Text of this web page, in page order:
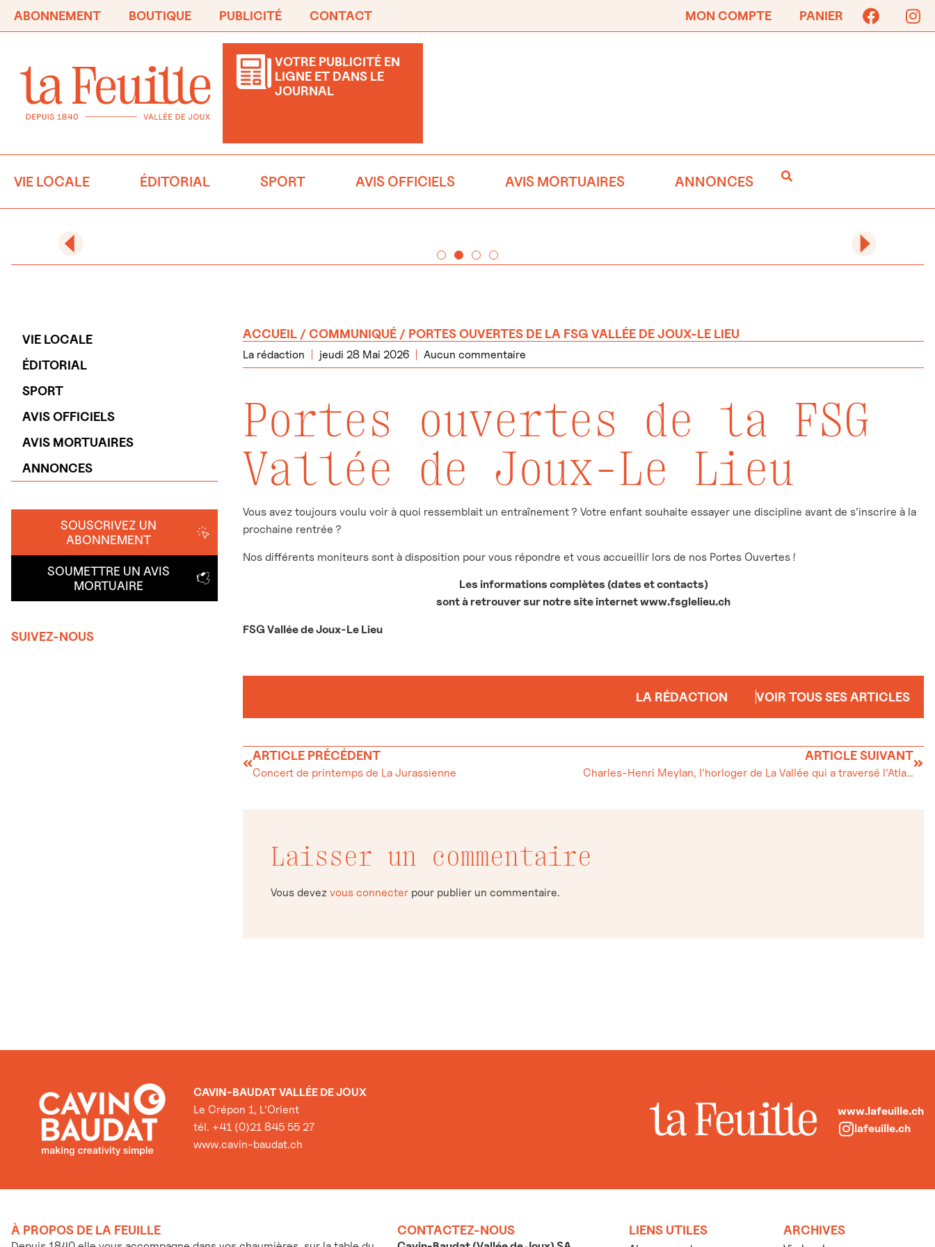
ABONNEMENT BOUTIQUE PUBLICITÉ CONTACT MON COMPTE PANIER
VOTRE PUBLICITÉ EN
LIGNE ET DANS LE
JOURNAL
VIE LOCALE ÉDITORIAL SPORT AVIS OFFICIELS AVIS MORTUAIRES ANNONCES
VIE LOCALE
ÉDITORIAL
SPORT
AVIS OFFICIELS
AVIS MORTUAIRES
ANNONCES
SOUSCRIVEZ UN
ABONNEMENT
SOUMETTRE UN AVIS
MORTUAIRE
SUIVEZ-NOUS
ACCUEIL /COMMUNIQUÉ / PORTES OUVERTES DE LA FSG VALLÉE DE JOUX-LE LIEU
La rédaction jeudi 28 Mai 2026 Aucun commentaire
Portes ouvertes de la FSG
Vallée de Joux-Le Lieu
Vous avez toujours voulu voir à quoi ressemblait un entraînement ? Votre enfant souhaite essayer une discipline avant de s’inscrire à la
prochaine rentrée ?
Nos différents moniteurs sont à disposition pour vous répondre et vous accueillir lors de nos Portes Ouvertes !
Les informations complètes (dates et contacts)
sont à retrouver sur notre site internet www.fsglelieu.ch
FSG Vallée de Joux-Le Lieu
LA RÉDACTION VOIR TOUS SES ARTICLES
ARTICLE PRÉCÉDENT
Concert de printemps de La Jurassienne
ARTICLE SUIVANT
Charles-Henri Meylan, l’horloger de La Vallée qui a traversé l’Atlantique
Laisser un commentaire
Vous devez vous connecter pour publier un commentaire.
CAVIN-BAUDAT VALLÉE DE JOUX
Le Crépon 1, L’Orient
tél. +41 (0)21 845 55 27
www.cavin-baudat.ch
www.lafeuille.ch
lafeuille.ch
À PROPOS DE LA FEUILLE CONTACTEZ-NOUS LIENS UTILES ARCHIVES